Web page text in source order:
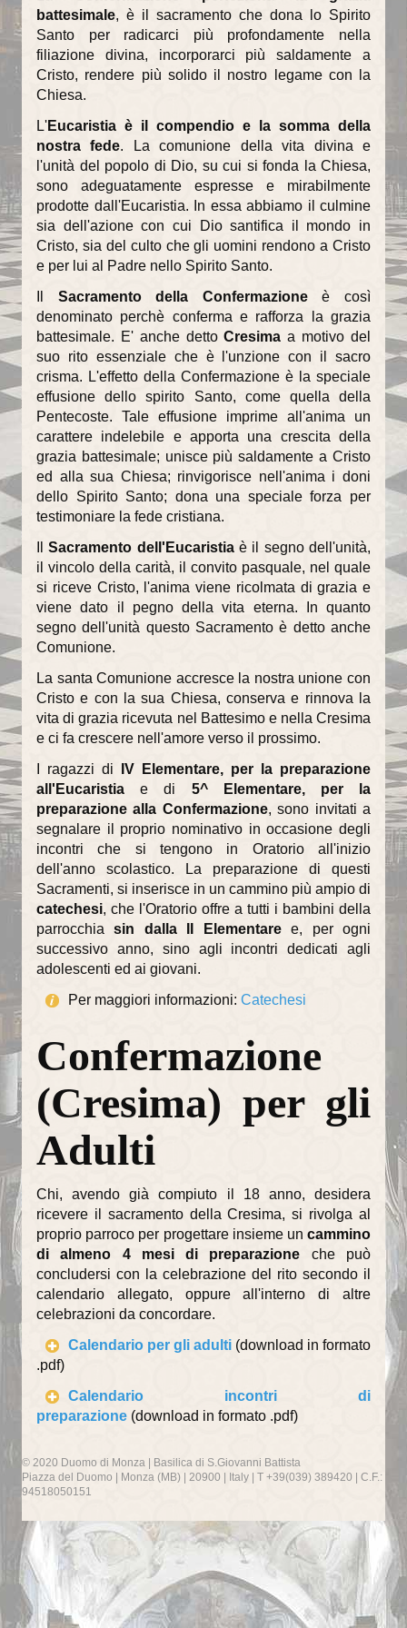
La torre campanaria
Gli Alabardieri
La Corona Ferrea
La Cappella di Teodolinda
I grandi Cicli Decorativi
Il Museo e il Tesoro
Cultura e musica
La Biblioteca Capitolare
Le Campane del Duomo
Il Sentiero della Bellezza
La Cappella Musicale
Il Duomo racconta...
Informazioni utili
Orari delle SS.Messe
Orari del Museo e Tesoro
LA PARROCCHIA
Liturgia
Sacramenti
Il Battesimo
Eucaristia e Confermazione
Il Matrimonio
La Riconciliazione
Unzione degli infermi
Organismi di partecipazione
Consiglio Pastorale Parrocchiale
Informazioni utili
Orari delle SS.Messe
Orari del Museo e Tesoro
Recapiti della Parrocchia
Recapiti della Comunità
Scuole ed Istituti
Parrocchie del Decanato
I SUOI PARROCCHIANI
Avvisi ai parrocchiani
Gruppi parrocchiali
Gruppo famiglie
Gruppo missionario duomo
Associazioni
Caritas
battesimale, è il sacramento che dona lo Spirito
Santo per radicarci più profondamente nella
filiazione divina, incorporarci più saldamente a
Cristo, rendere più solido il nostro legame con la
Chiesa.
L'Eucaristia è il compendio e la somma della
nostra fede. La comunione della vita divina e
l'unità del popolo di Dio, su cui si fonda la Chiesa,
sono adeguatamente espresse e mirabilmente
prodotte dall'Eucaristia. In essa abbiamo il culmine
sia dell'azione con cui Dio santifica il mondo in
Cristo, sia del culto che gli uomini rendono a Cristo
e per lui al Padre nello Spirito Santo.
Sacramento della Confermazioneè così
denominato perchè conferma e rafforza la grazia
battesimale. E' anche dettoCresima a motivo del
suo rito essenziale che è l'unzione con il sacro
crisma. L'effetto della Confermazione è la speciale
effusione dello spirito Santo, come quella della
Pentecoste. Tale effusione imprime all'anima un
carattere indelebile e apporta una crescita della
grazia battesimale; unisce più saldamente a Cristo
ed alla sua Chiesa; rinvigorisce nell'anima i doni
dello Spirito Santo; dona una speciale forza per
testimoniare la fede cristiana.
IlSacramento dell'Eucaristiaè il segno dell'unità,
il vincolo della carità, il convito pasquale, nel quale
si riceve Cristo, l'anima viene ricolmata di grazia e
viene dato il pegno della vita eterna. In quanto
segno dell'unità questo Sacramento è detto anche
Comunione.
La santa Comunione accresce la nostra unione con
Cristo e con la sua Chiesa, conserva e rinnova la
vita di grazia ricevuta nel Battesimo e nella Cresima
e ci fa crescere nell'amore verso il prossimo.
I ragazzi di
IV Elementare, per la preparazione
all'Eucaristia e di 5^ Elementare, per la
preparazione alla Confermazione, sono invitati a
segnalare il proprio nominativo in occasione degli
incontri che si tengono in Oratorio all'inizio
dell'anno scolastico. La preparazione di questi
Sacramenti, si inserisce in un cammino più ampio di
catechesi, che l'Oratorio offre a tutti i bambini della
parrocchiasin dalla II Elementaree, per ogni
successivo anno, sino agli incontri dedicati agli
adolescenti ed ai giovani.
Per maggiori informazioni: Catechesi
Confermazione
(Cresima) per gli
Adulti
Chi, avendo già compiuto il 18 anno, desidera
ricevere il sacramento della Cresima, si rivolga al
proprio parroco per progettare insieme un cammino
di almeno 4 mesi di preparazione che può
concludersi con la celebrazione del rito secondo il
calendario allegato, oppure all'interno di altre
celebrazioni da concordare.
Calendario per gli adulti (download in formato
.pdf)
Calendario incontri di
preparazione (download in formato .pdf)
© 2020 Duomo di Monza | Basilica di S.Giovanni Battista
Piazza del Duomo | Monza (MB) | 20900 | Italy | T +39(039) 389420 | C.F.:
94518050151